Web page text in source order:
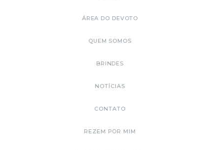
ÁREA DO DEVOTO
QUEM SOMOS
BRINDES
NOTÍCIAS
CONTATO
REZEM POR MIM